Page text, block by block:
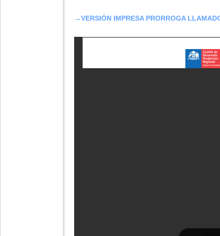
→VERSIÓN IMPRESA PRORROGA